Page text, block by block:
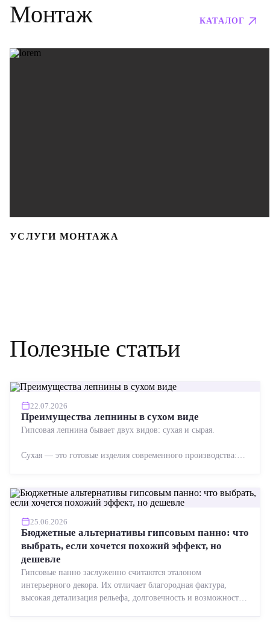
Монтаж КАТАЛОГ
УСЛУГИ МОНТАЖА
Полезные статьи
22.07.2026
Преимущества лепнины в сухом виде
Гипсовая лепнина бывает двух видов: сухая и сырая.
Сухая — это готовые изделия современного производства:
25.06.2026
Бюджетные альтернативы гипсовым панно: что
выбрать, если хочется похожий эффект, но
дешевле
Гипсовые панно заслуженно считаются эталоном
интерьерного декора. Их отличает благородная фактура,
высокая детализация рельефа, долговечность и возможность